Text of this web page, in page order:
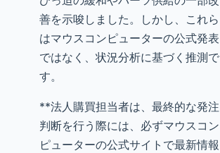
善を示唆しました。しかし、これら
はマウスコンピューターの公式発表
ではなく、状況分析に基づく推測で
す。
**法人購買担当者は、最終的な発注
判断を行う際には、必ずマウスコン
ピューターの公式サイトで最新情報